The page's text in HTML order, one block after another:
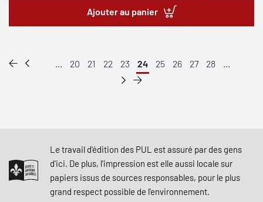
Ajouter au panier
... 20 21 22 23 24 25 26 27 28 ...
Le travail d'édition des PUL est assuré par des gens
d'ici. De plus, l'impression est elle aussi locale sur
papiers issus de sources responsables, pour le plus
grand respect possible de l'environnement.